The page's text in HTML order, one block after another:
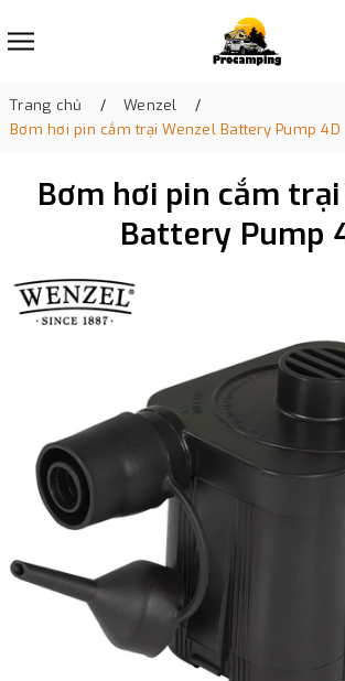
Trang chủ
Wenzel
Bơm hơi pin cắm trại Wenzel Battery Pump 4D
Bơm hơi pin cắm
Battery Pump